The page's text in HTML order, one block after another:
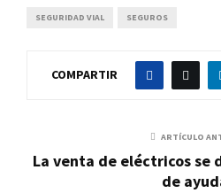
SEGURIDAD VIAL SEGUROS
COMPARTIR
ARTÍCULO
La venta de eléctricos se
de